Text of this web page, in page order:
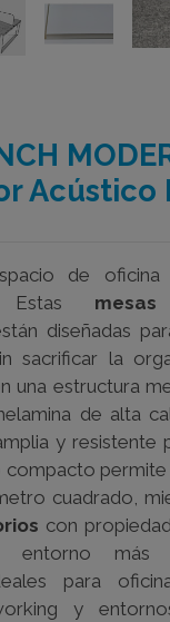
Acústico
de
Estas
diseñadas
sacrificar la
una estructura
de alta
y resistente
compacto
cuadrado,
con
entorno más
para
y